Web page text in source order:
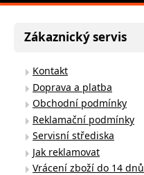
Zákaznický servis
Kontakt
Doprava a platba
Obchodní podmínky
Reklamační podmínky
Servisní střediska
Jak reklamovat
Vrácení zboží do 14 dnů